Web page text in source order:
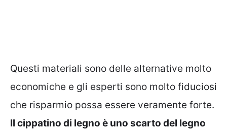
Questi materiali sono delle alternative molto
economiche e gli esperti sono molto fiduciosi
che risparmio possa essere veramente forte.
Il cippatino di legno è uno scarto del legno